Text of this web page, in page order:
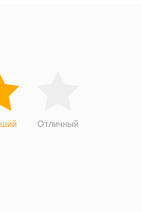
Отличный